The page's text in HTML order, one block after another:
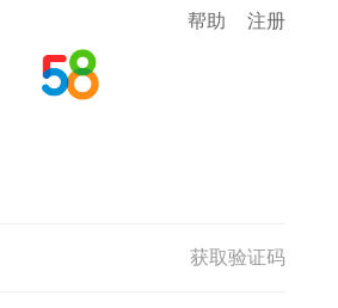
帮助 注册
获取验证码